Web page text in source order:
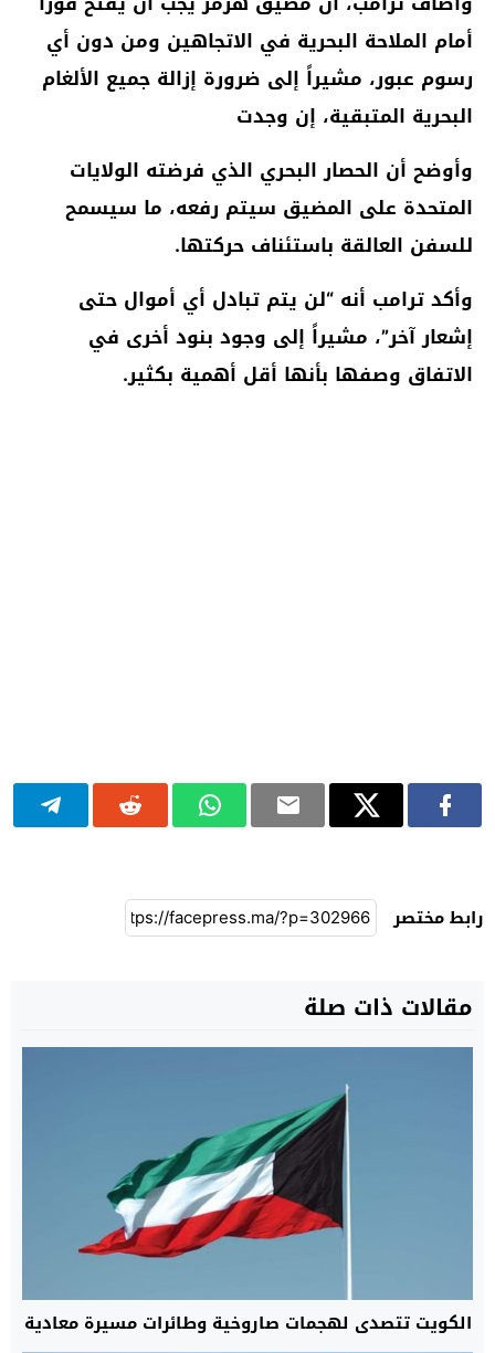
أمام الملاحة البحرية في الاتجاهين ومن دون أي
رسوم عبور، مشيراً إلى ضرورة إزالة جميع الألغام
البحرية المتبقية، إن وجدت
وأوضح أن الحصار البحري الذي فرضته الولايات
المتحدة على المضيق سيتم رفعه، ما سيسمح
للسفن العالقة باستئناف حركتها.
وأكد ترامب أنه “لن يتم تبادل أي أموال حتى
إشعار آخر”، مشيراً إلى وجود بنود أخرى في
الاتفاق وصفها بأنها أقل أهمية بكثير.
رابط مختصر
مقالات ذات صلة
الكويت تتصدى لهجمات صاروخية وطائرات مسيرة معادية